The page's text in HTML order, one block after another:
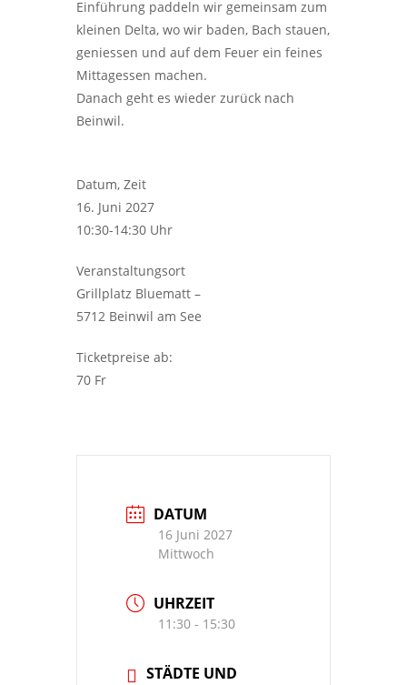
Einführung paddeln wir gemeinsam zum
kleinen Delta, wo wir baden, Bach stauen,
geniessen und auf dem Feuer ein feines
Mittagessen machen.
Danach geht es wieder zurück nach
Beinwil.
Datum, Zeit
16. Juni 2027
10:30-14:30 Uhr
Veranstaltungsort
Grillplatz Bluematt –
5712 Beinwil am See
Ticketpreise ab:
70 Fr
DATUM
16 Juni 2027
Mittwoch
UHRZEIT
11:30 - 15:30
STÄDTE UND